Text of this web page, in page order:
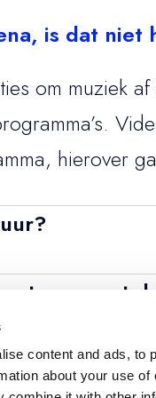
content and ads, to
about your use
is dat niet
om muziek
hierover
van de
je deze via
met
krijg je
die